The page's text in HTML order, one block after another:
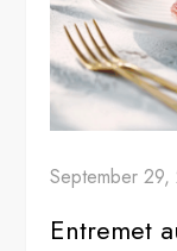
September
Entremet